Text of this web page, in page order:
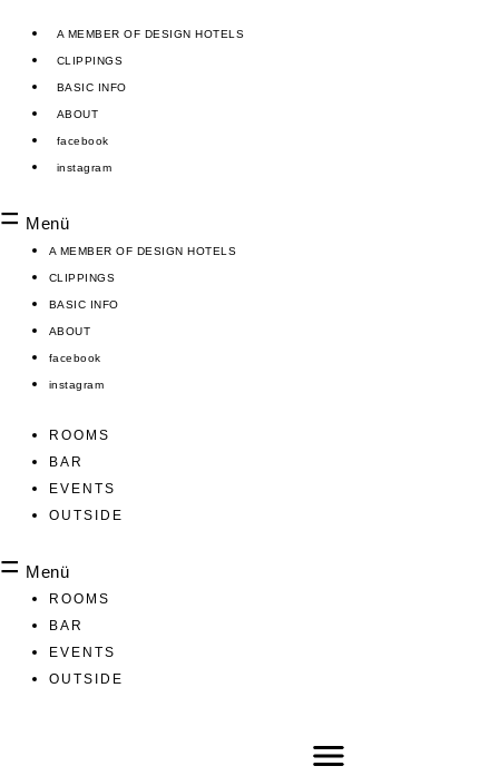
Inhalt
springen
A MEMBER OF DESIGN HOTELS
CLIPPINGS
BASIC INFO
ABOUT
facebook
instagram
Menü
A MEMBER OF DESIGN HOTELS
CLIPPINGS
BASIC INFO
ABOUT
facebook
instagram
ROOMS
BAR
EVENTS
OUTSIDE
Menü
ROOMS
BAR
EVENTS
OUTSIDE